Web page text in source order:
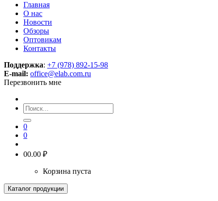
Главная
О нас
Новости
Обзоры
Оптовикам
Контакты
Поддержка: +7 (978) 892-15-98
E-mail: office@elab.com.ru
Перезвонить мне
0
0
00.00 ₽
Корзина пуста
Каталог продукции